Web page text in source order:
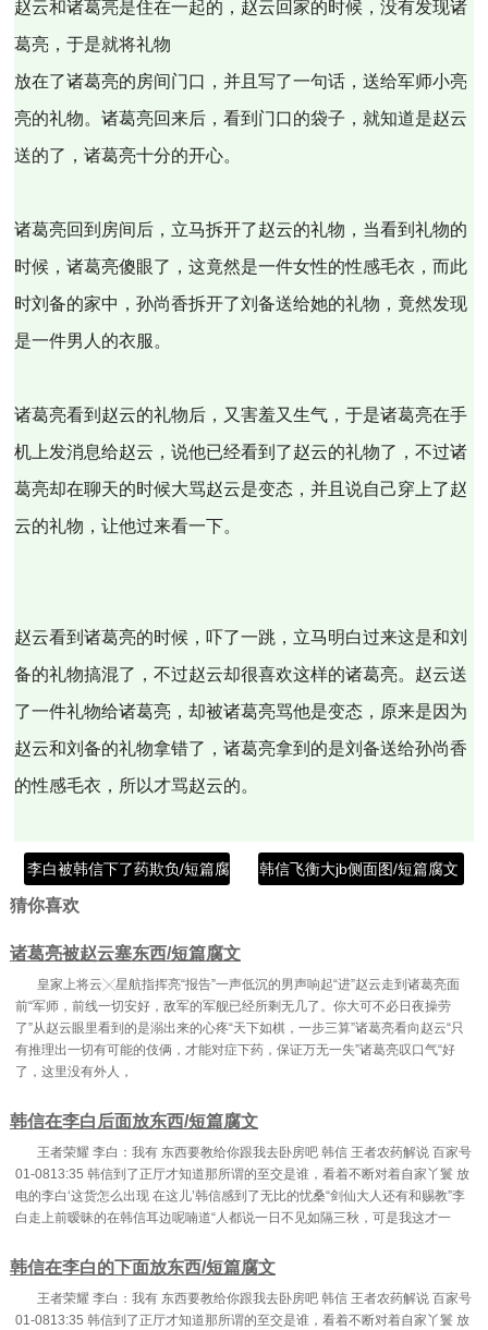
赵云和诸葛亮是住在一起的，赵云回家的时候，没有发现诸
葛亮，于是就将礼物
放在了诸葛亮的房间门口，并且写了一句话，送给军师小亮
亮的礼物。诸葛亮回来后，看到门口的袋子，就知道是赵云
送的了，诸葛亮十分的开心。
诸葛亮回到房间后，立马拆开了赵云的礼物，当看到礼物的
时候，诸葛亮傻眼了，这竟然是一件女性的性感毛衣，而此
时刘备的家中，孙尚香拆开了刘备送给她的礼物，竟然发现
是一件男人的衣服。
诸葛亮看到赵云的礼物后，又害羞又生气，于是诸葛亮在手
机上发消息给赵云，说他已经看到了赵云的礼物了，不过诸
葛亮却在聊天的时候大骂赵云是变态，并且说自己穿上了赵
云的礼物，让他过来看一下。
赵云看到诸葛亮的时候，吓了一跳，立马明白过来这是和刘
备的礼物搞混了，不过赵云却很喜欢这样的诸葛亮。赵云送
了一件礼物给诸葛亮，却被诸葛亮骂他是变态，原来是因为
赵云和刘备的礼物拿错了，诸葛亮拿到的是刘备送给孙尚香
的性感毛衣，所以才骂赵云的。
李白被韩信下了药欺负/短篇腐文 韩信飞衡大jb侧面图/短篇腐文
猜你喜欢
诸葛亮被赵云塞东西/短篇腐文
皇家上将云╳星航指挥亮“报告”一声低沉的男声响起“进”赵云走到诸葛亮面
前“军师，前线一切安好，敌军的军舰已经所剩无几了。你大可不必日夜操劳
了”从赵云眼里看到的是溺出来的心疼“天下如棋，一步三算”诸葛亮看向赵云“只
有推理出一切有可能的伎俩，才能对症下药，保证万无一失”诸葛亮叹口气“好
了，这里没有外人，
韩信在李白后面放东西/短篇腐文
王者荣耀 李白：我有 东西要教给你跟我去卧房吧 韩信 王者农药解说 百家号
01-0813:35 韩信到了正厅才知道那所谓的至交是谁，看着不断对着自家丫鬟 放
电的李白‘这货怎么出现 在这儿’韩信感到了无比的忧桑“剑仙大人还有和赐教”李
白走上前暧昧的在韩信耳边呢喃道“人都说一日不见如隔三秋，可是我这才一
韩信在李白的下面放东西/短篇腐文
王者荣耀 李白：我有 东西要教给你跟我去卧房吧 韩信 王者农药解说 百家号
01-0813:35 韩信到了正厅才知道那所谓的至交是谁，看着不断对着自家丫鬟 放